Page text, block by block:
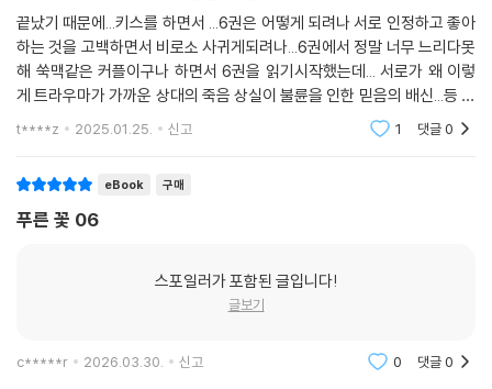
다시 로맨스로 돌아와서, 하는 일 뿐만 아니라 성격까지 전혀 다른 두 사람
의 러브스토리를 흥미진진하게 지켜봐주시라. 매번 부딪치는 두 사람의 불
꽃 튀는 감정이 과연 한 그릇의 사랑으로 담길 수 있을지, 마지막까지 기대
끝났기 때문에...키스를 하면서 ...6권은 어떻게 되려나 서로 인정하고 좋아
하는 것을 고백하면서 비로소 사귀게되려나...6권에서 정말 너무 느리다못
해 쑥맥같은 커플이구나 하면서 6권을 읽기시작했는데... 서로가 왜 이렇
게 트라우마가 가까운 상대의 죽음 상실이 불륜을 인한 믿음의 배신...등 상
처와 행동하지못하는 방어기제가 걸려서 아마도 이렇게 6권까지 질질 끄
t****z 2025.01.25. 신고 1 댓글0
eBook 구매
푸른 꽃 06
스포일러가 포함된 글입니다!
글보기
c*****r 2026.03.30. 신고 0 댓글0